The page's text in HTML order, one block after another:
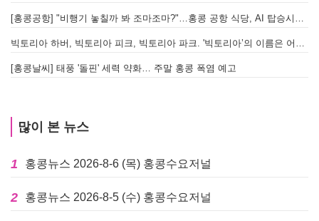
[홍콩공항] "비행기 놓칠까 봐 조마조마?"…홍콩 공항 식당, AI 탑승시간 계산해 메뉴 추천해 준다
빅토리아 하버, 빅토리아 피크, 빅토리아 파크. '빅토리아’의 이름은 어떻게 온 걸까? - [이승권 원장의 생활칼럼]
[홍콩날씨] 태풍 '돌핀' 세력 약화… 주말 홍콩 폭염 예고
많이 본 뉴스
1 홍콩뉴스 2026-8-6 (목) 홍콩수요저널
2 홍콩뉴스 2026-8-5 (수) 홍콩수요저널